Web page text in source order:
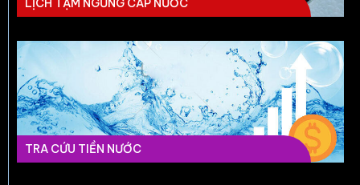
LỊCH TẠM NGƯNG CẤP NƯỚC
TRA CỨU TIỀN NƯỚC